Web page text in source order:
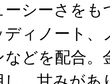
シーさをも
ディノート、
どを配合。